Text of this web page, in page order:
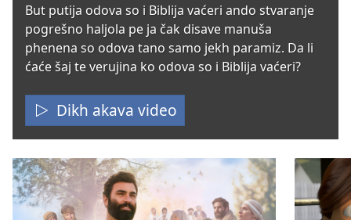
But putija odova so i Biblija vaćeri ando stvaranje
pogrešno haljola pe ja čak disave manuša
phenena so odova tano samo jekh paramiz. Da li
ćaće šaj te verujina ko odova so i Biblija vaćeri?
Dikh akava video